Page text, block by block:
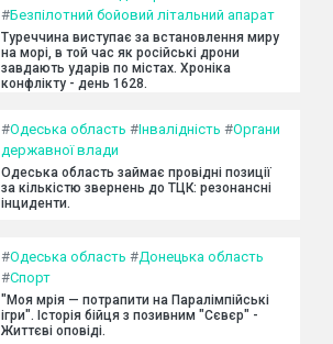
#Безпілотний бойовий літальний апарат
Туреччина виступає за встановлення миру
на морі, в той час як російські дрони
завдають ударів по містах. Хроніка
конфлікту - день 1628.
#Одеська область #Інвалідність #Органи
державної влади
Одеська область займає провідні позиції
за кількістю звернень до ТЦК: резонансні
інциденти.
#Одеська область #Донецька область
#Спорт
"Моя мрія — потрапити на Паралімпійські
ігри". Історія бійця з позивним "Сєвєр" -
Життєві оповіді.